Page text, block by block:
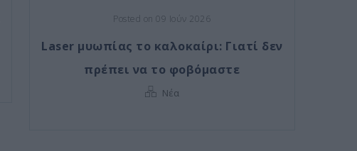
Posted on 09 Ιούν 2026
Laser μυωπίας το καλοκαίρι: Γιατί δεν
πρέπει να το φοβόμαστε
Νέα